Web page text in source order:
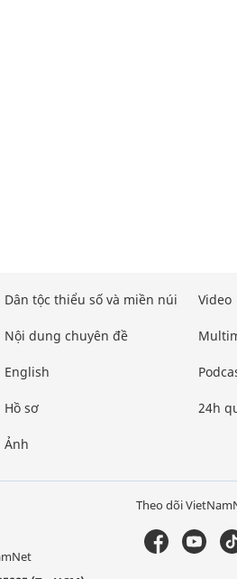
Dân tộc thiểu số và miền núi
Nội dung chuyên đề
English
Hồ sơ
Ảnh
Video
24h
Theo dõi